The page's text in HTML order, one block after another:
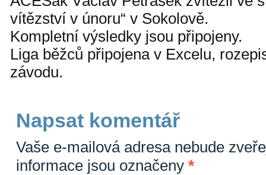
vítězství v únoru“ v Sokolově.
Kompletní výsledky jsou připojeny.
Liga běžců připojena v Excelu,
závodu.
Napsat komentář
Vaše e-mailová adresa nebude
informace jsou označeny *